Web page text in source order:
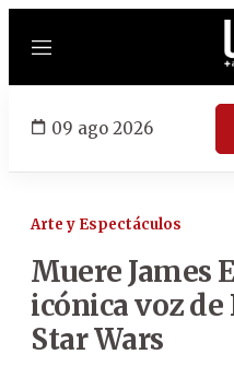
Menú
09 ago 2026
Arte y Espectáculos
Muere James
icónica voz de
Star Wars